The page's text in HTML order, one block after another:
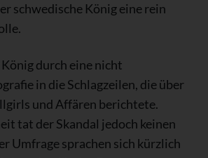
schwedische König eine rein
durch eine nicht
in die Schlagzeilen, die über
und Affären berichtete.
tat der Skandal jedoch keinen
Umfrage sprachen sich kürzlich